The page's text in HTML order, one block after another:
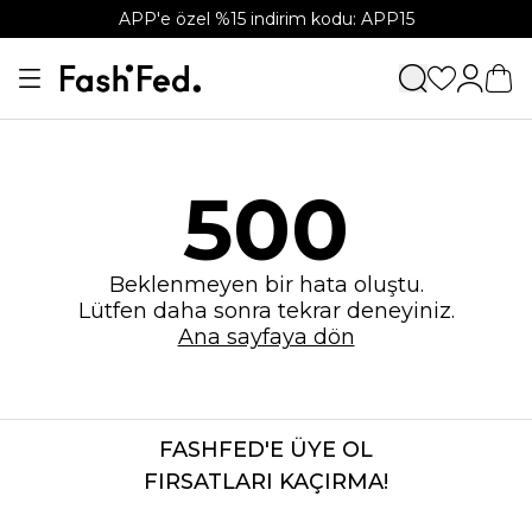
APP'e özel %15 indirim kodu: APP15
500
Beklenmeyen bir hata oluştu.
Lütfen daha sonra tekrar deneyiniz.
Ana sayfaya dön
FASHFED'E ÜYE OL
FIRSATLARI KAÇIRMA!